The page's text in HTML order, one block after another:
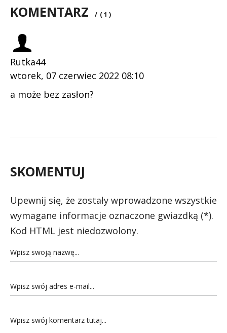
KOMENTARZ / ( 1 )
Rutka44
wtorek, 07 czerwiec 2022 08:10
a może bez zasłon?
SKOMENTUJ
Upewnij się, że zostały wprowadzone wszystkie
wymagane informacje oznaczone gwiazdką (*).
Kod HTML jest niedozwolony.